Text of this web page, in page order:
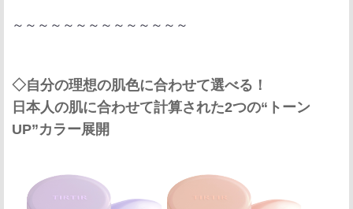
～～～～～～～～～～～～～～
◇自分の理想の肌色に合わせて選べる！
日本人の肌に合わせて計算された2つの“トーン
UP”カラー展開